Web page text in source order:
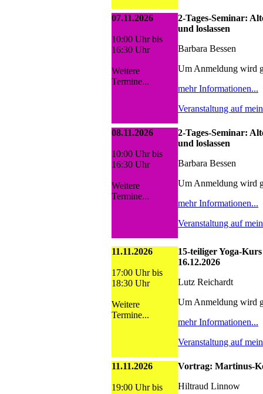
07.11.2026
10:00 Uhr bis
16:30 Uhr
Weitere
Termine...
2-Tages-Seminar:
und loslassen
Barbara Bessen
Um Anmeldung wird
mehr Informationen...
Veranstaltung auf
08.11.2026
10:00 Uhr bis
16:30 Uhr
Weitere
Termine...
2-Tages-Seminar:
und loslassen
Barbara Bessen
Um Anmeldung wird
mehr Informationen...
Veranstaltung auf
11.11.2026
17:00 Uhr bis
18:30 Uhr
Weitere
Termine...
15-teiliger Yoga-
16.12.2026
Lutz Reichardt
Um Anmeldung wird
mehr Informationen...
Veranstaltung auf
11.11.2026
19:00 Uhr bis
Vortrag: Martinus-
Hiltraud Linnow